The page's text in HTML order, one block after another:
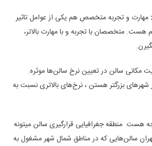
مهارت و تجربه متخصص هم یکی از عوامل تاثیر
هست. متخصصان با تجربه و با مهارت بالاتر،
مکانی سالن در تعیین نرخ سالن‌ها موثره.
بزرگتر هستن ، نرخ‌های بالاتری نسبت به
هست منطقه جغرافیایی قرارگیری سالن میتونه
سالن‌هایی که در مناطق شمال شهر مشغول به